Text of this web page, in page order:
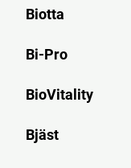
Biotta
Bi-Pro
BioVitality
Bjäst